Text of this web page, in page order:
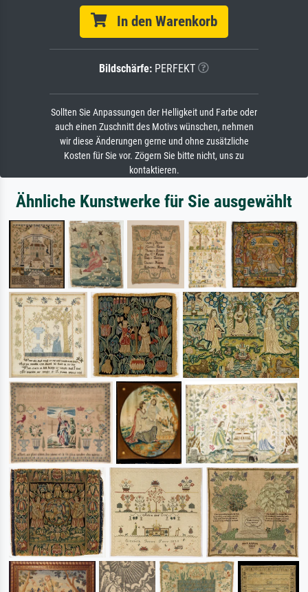
In den Warenkorb
Bildschärfe: PERFEKT
Sollten Sie Anpassungen der Helligkeit und Farbe oder
auch einen Zuschnitt des Motivs wünschen, nehmen
wir diese Änderungen gerne und ohne zusätzliche
Kosten für Sie vor. Zögern Sie bitte nicht, uns zu
kontaktieren.
Ähnliche Kunstwerke für Sie ausgewählt